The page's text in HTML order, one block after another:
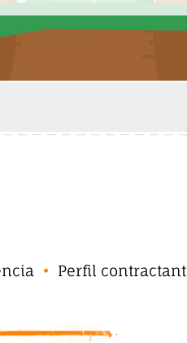
Perfil contractant